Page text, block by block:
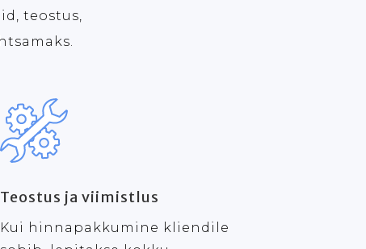
teostus,
Teostus ja viimistlus
Kui hinnapakkumine kliendile